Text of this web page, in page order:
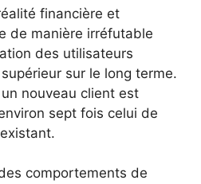
financière et
de manière irréfutable
des utilisateurs
sur le long terme.
nouveau client est
sept fois celui de
comportements de